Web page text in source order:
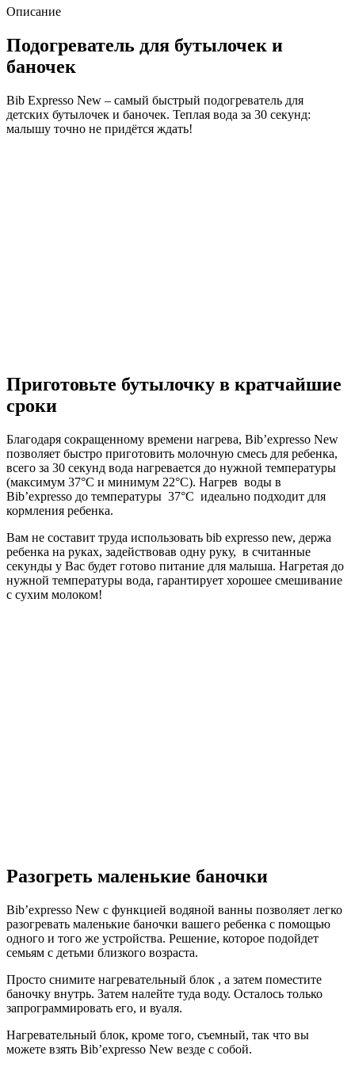
Описание
Подогреватель для бутылочек и
баночек
Bib Expresso New – самый быстрый подогреватель для
детских бутылочек и баночек. Теплая вода за 30 секунд:
малышу точно не придётся ждать!
Приготовьте бутылочку в кратчайшие
сроки
Благодаря сокращенному времени нагрева, Bib’expresso New
позволяет быстро приготовить молочную смесь для ребенка,
всего за 30 секунд вода нагревается до нужной температуры
(максимум 37°C и минимум 22°C). Нагрев воды в
Bib’expresso до температуры 37°C идеально подходит для
кормления ребенка.
Вам не составит труда использовать bib expresso new, держа
ребенка на руках, задействовав одну руку, в считанные
секунды у Вас будет готово питание для малыша. Нагретая до
нужной температуры вода, гарантирует хорошее смешивание
с сухим молоком!
Разогреть маленькие баночки
Bib’expresso New с функцией водяной ванны позволяет легко
разогревать маленькие баночки вашего ребенка с помощью
одного и того же устройства. Решение, которое подойдет
семьям с детьми близкого возраста.
Просто снимите нагревательный блок , а затем поместите
баночку внутрь. Затем налейте туда воду. Осталось только
запрограммировать его, и вуаля.
Нагревательный блок, кроме того, съемный, так что вы
можете взять Bib’expresso New везде с собой.